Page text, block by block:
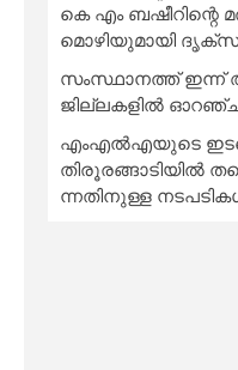
കെ എം
മൊഴിയുമായി
സംസ്ഥാനത്ത് ഇന്ന്
ജില്ലകളിൽ ഓറഞ്ച്
എംഎൽഎയുടെ
തിരൂരങ്ങാടിയിൽ
ന്നതിനുള്ള